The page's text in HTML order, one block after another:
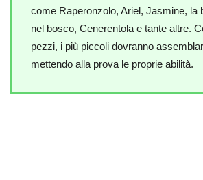
come Raperonzolo, Ariel, Jasmine, la
nel bosco, Cenerentola e tante altre.
pezzi, i più piccoli dovranno
mettendo alla prova le proprie abilità.